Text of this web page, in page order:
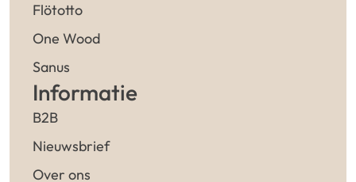
Flötotto
One Wood
Sanus
Informatie
B2B
Nieuwsbrief
Over ons